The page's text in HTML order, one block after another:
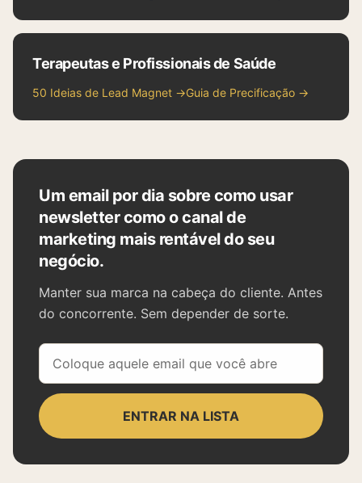
Terapeutas e Profissionais de Saúde
50 Ideias de Lead Magnet →Guia de Precificação →
Um email por dia sobre como usar
newsletter como o canal de
marketing mais rentável do seu
negócio.
Manter sua marca na cabeça do cliente. Antes
do concorrente. Sem depender de sorte.
ENTRAR NA LISTA